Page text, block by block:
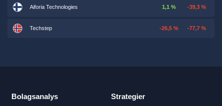
Aiforia Technologies 1,1 % -39,3 %
Techstep -26,5 % -77,7 %
Bolagsanalys Strategier